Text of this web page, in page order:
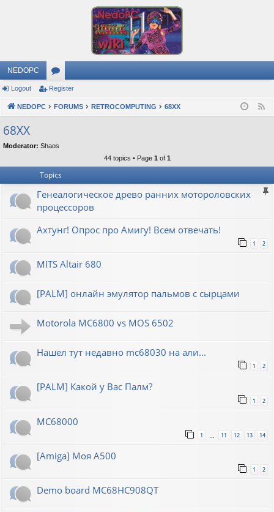
NEDOPC
or
u
s
Logout Register
NEDOPC FORUMS RETROCOMPUTING 68XX
68XX
Moderator: Shaos
44 topics • Page 1 of 1
Topics
Генеалогическое древо ранних мотороловских
процессоров
Ахтунг! Опрос про Амигу! Всем отвечать!
1 2
MITS Altair 680
[PALM] онлайн эмулятор пальмов с сырцами
Motorola MC6800 vs MOS 6502
Нашел тут недавно mc68030 на али...
1 2
[PALM] Какой у Вас Палм?
1 2
MC68000
1 11 12 13 14
[Amiga] Моя A500
1 2
Demo board MC68HC908QT